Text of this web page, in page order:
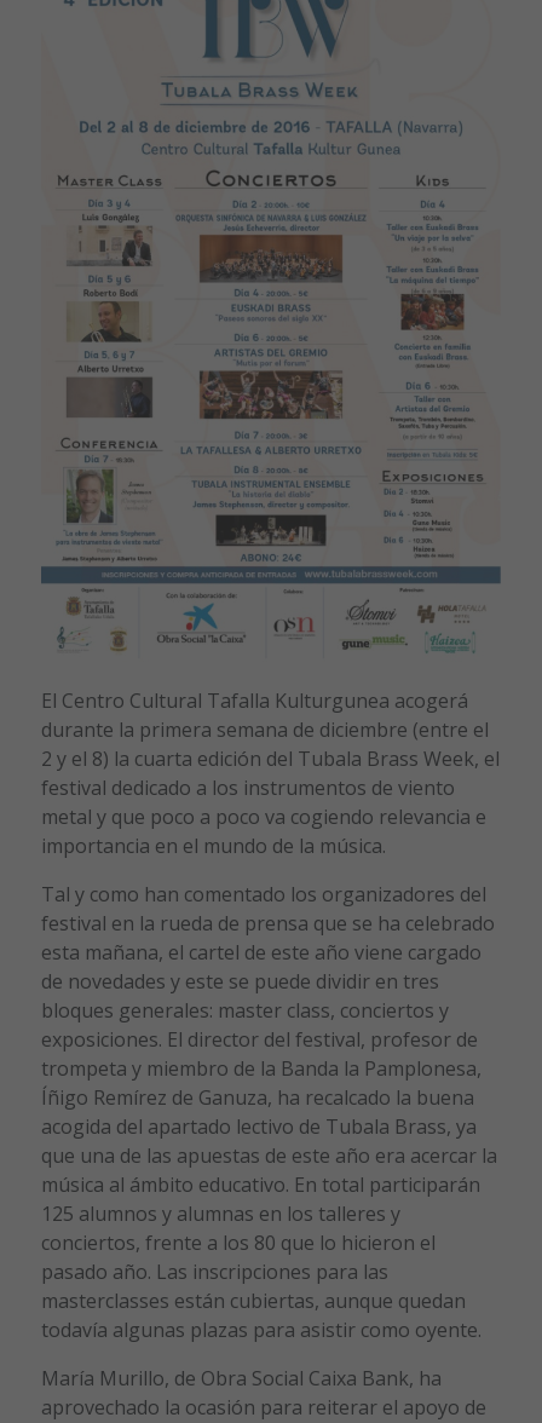
El Centro Cultural Tafalla Kulturgunea acogerá
durante la primera semana de diciembre (entre el
2 y el 8) la cuarta edición del Tubala Brass Week, el
festival dedicado a los instrumentos de viento
metal y que poco a poco va cogiendo relevancia e
importancia en el mundo de la música.
Tal y como han comentado los organizadores del
festival en la rueda de prensa que se ha celebrado
esta mañana, el cartel de este año viene cargado
de novedades y este se puede dividir en tres
bloques generales: master class, conciertos y
exposiciones. El director del festival, profesor de
trompeta y miembro de la Banda la Pamplonesa,
Íñigo Remírez de Ganuza, ha recalcado la buena
acogida del apartado lectivo de Tubala Brass, ya
que una de las apuestas de este año era acercar la
música al ámbito educativo. En total participarán
125 alumnos y alumnas en los talleres y
conciertos, frente a los 80 que lo hicieron el
pasado año. Las inscripciones para las
masterclasses están cubiertas, aunque quedan
todavía algunas plazas para asistir como oyente.
María Murillo, de Obra Social Caixa Bank, ha
aprovechado la ocasión para reiterar el apoyo de